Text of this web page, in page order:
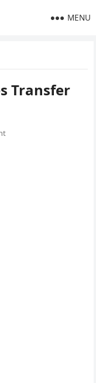
MENU
Transfer